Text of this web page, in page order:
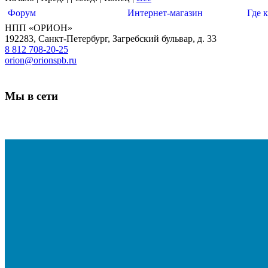
Форум
Интернет-магазин Где
НПП «ОРИОН»
192283, Санкт-Петербург, Загребский бульвар, д. 33
8 812 708-20-25
orion@orionspb.ru
Мы в сети